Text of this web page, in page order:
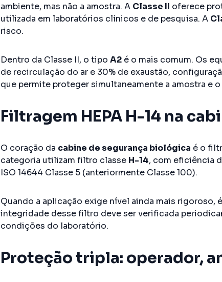
ambiente, mas não a amostra. A Classe II oferece
utilizada em laboratórios clínicos e de pesquisa. A
risco.
Dentro da Classe II, o tipoA2 é o mais comum. Os
de recirculação do ar e 30% de exaustão,
que permite proteger simultaneamente a amostra e
Filtragem HEPA H-14 na
O coração da cabine de segurança biológica é o
categoria utilizam filtro classe H-14, com eficiência
ISO 14644 Classe 5 (anteriormente Classe 100).
Quando a aplicação exige nível ainda mais rigoroso,
integridade desse filtro deve ser verificada
condições do laboratório.
Proteção tripla: operador,